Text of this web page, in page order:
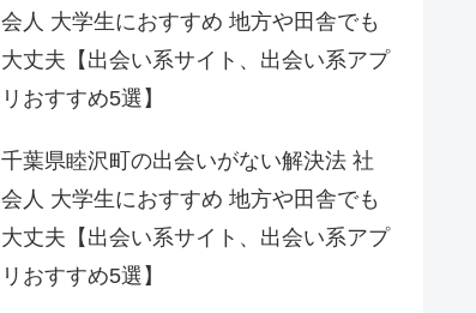
会人 大学生におすすめ 地方や田舎でも
大丈夫【出会い系サイト、出会い系アプ
リおすすめ5選】
千葉県睦沢町の出会いがない解決法 社
会人 大学生におすすめ 地方や田舎でも
大丈夫【出会い系サイト、出会い系アプ
リおすすめ5選】